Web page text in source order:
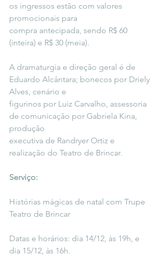
os ingressos estão com valores
promocionais para
compra antecipada, sendo R$ 60
(inteira) e R$ 30 (meia).
A dramaturgia e direção geral é de
Eduardo Alcântara; bonecos por Driely
Alves, cenário e
figurinos por Luiz Carvalho, assessoria
de comunicação por Gabriela Kina,
produção
executiva de Randryer Ortiz e
realização do Teatro de Brincar.
Serviço:
Histórias mágicas de natal com Trupe
Teatro de Brincar
Datas e horários: dia 14/12, às 19h, e
dia 15/12, às 16h.